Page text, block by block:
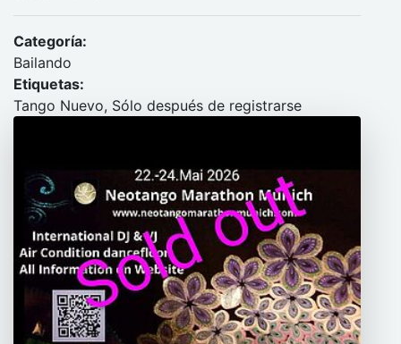
Categoría:
Bailando
Etiquetas:
Tango Nuevo, Sólo después de registrarse